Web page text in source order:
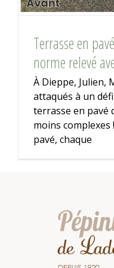
Terrasse en
norme relevé
À Dieppe, Julien,
attaqués à un
terrasse en pavé
moins complexes
pavé, chaque